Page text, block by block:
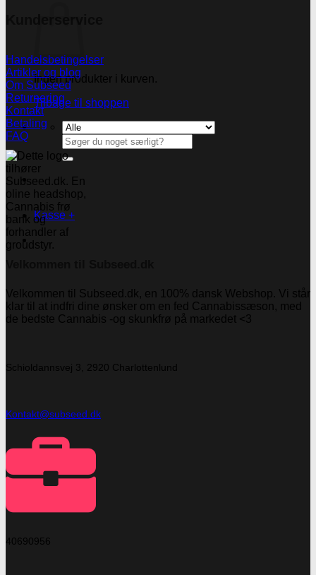
Ingen produkter i kurven.
Tilbage til shoppen
Søg
efter:
Kasse +
Handelsbetingelser
Artikler og blog
Om Subseed
Returnering
Kontakt
Betaling
FAQ
Velkommen til Subseed.dk, en 100% dansk Webshop. Vi står
klar til at indfri dine ønsker om en fed Cannabissæson, med
de bedste Cannabis -og skunkfrø på markedet <3
Schioldannsvej 3, 2920 Charlottenlund
Kontakt@subseed.dk
40690956